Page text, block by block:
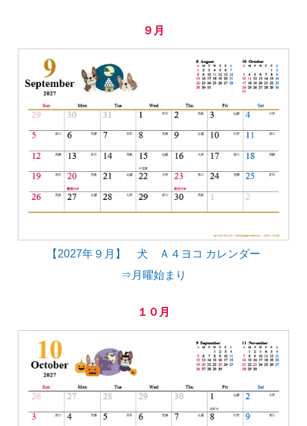
９月
【2027年９月】 犬 Ａ４ヨコ カレンダー
⇒月曜始まり
１０月